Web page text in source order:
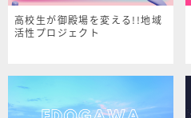
高校生が御殿場を変える!!地域
活性プロジェクト